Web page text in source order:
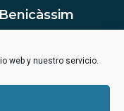
web y nuestro servicio.